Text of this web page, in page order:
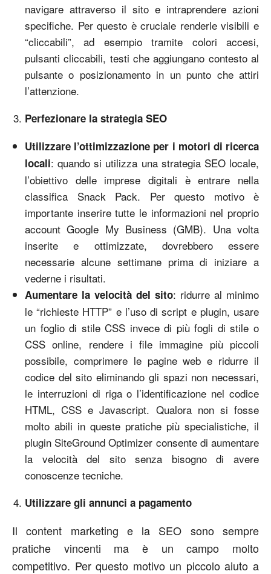
navigare attraverso il sito e intraprendere azioni
specifiche. Per questo è cruciale renderle visibili e
“cliccabili”, ad esempio tramite colori accesi,
pulsanti cliccabili, testi che aggiungano contesto al
pulsante o posizionamento in un punto che attiri
l’attenzione.
Perfezionare la strategia SEO
Utilizzare l’ottimizzazione per i motori di ricerca
locali: quando si utilizza una strategia SEO locale,
l’obiettivo delle imprese digitali è entrare nella
classifica Snack Pack. Per questo motivo è
importante inserire tutte le informazioni nel proprio
account Google My Business (GMB). Una volta
inserite e ottimizzate, dovrebbero essere
necessarie alcune settimane prima di iniziare a
vederne i risultati.
Aumentare la velocità del sito: ridurre al minimo
le “richieste HTTP” e l’uso di script e plugin, usare
un foglio di stile CSS invece di più fogli di stile o
CSS online, rendere i file immagine più piccoli
possibile, comprimere le pagine web e ridurre il
codice del sito eliminando gli spazi non necessari,
le interruzioni di riga o l’identificazione nel codice
HTML, CSS e Javascript. Qualora non si fosse
molto abili in queste pratiche più specialistiche, il
plugin SiteGround Optimizer consente di aumentare
la velocità del sito senza bisogno di avere
conoscenze tecniche.
Utilizzare gli annunci a pagamento
Il content marketing e la SEO sono sempre
pratiche vincenti ma è un campo molto
competitivo. Per questo motivo un piccolo aiuto a